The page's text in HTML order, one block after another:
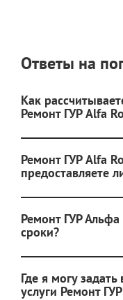
Ответы на
Как
Ремонт ГУР Alfa
Ремонт ГУР Alfa
предоставляете
Ремонт ГУР
сроки?
Где я могу
услуги Ремонт